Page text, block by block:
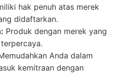
hak penuh atas merek
didaftarkan.
Produk dengan merek yang
Anda dalam
kemitraan dengan